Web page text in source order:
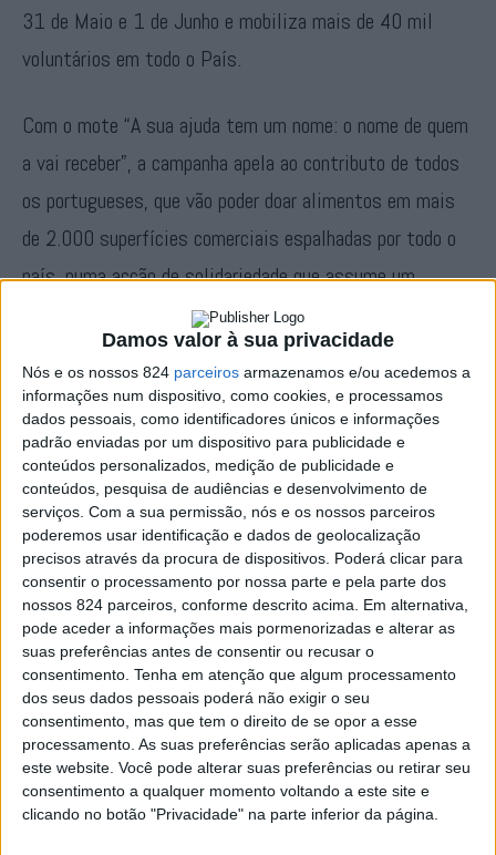
Damos valor à sua privacidade
Nós e os nossos 824 parceiros armazenamos e/ou acedemos a
informações num dispositivo, como cookies, e processamos
dados pessoais, como identificadores únicos e informações
padrão enviadas por um dispositivo para publicidade e
conteúdos personalizados, medição de publicidade e
conteúdos, pesquisa de audiências e desenvolvimento de
serviços. Com a sua permissão, nós e os nossos parceiros
poderemos usar identificação e dados de geolocalização
precisos através da procura de dispositivos. Poderá clicar para
consentir o processamento por nossa parte e pela parte dos
nossos 824 parceiros, conforme descrito acima. Em alternativa,
pode aceder a informações mais pormenorizadas e alterar as
suas preferências antes de consentir ou recusar o
consentimento. Tenha em atenção que algum processamento
dos seus dados pessoais poderá não exigir o seu
consentimento, mas que tem o direito de se opor a esse
processamento. As suas preferências serão aplicadas apenas a
este website. Você pode alterar suas preferências ou retirar seu
consentimento a qualquer momento voltando a este site e
clicando no botão "Privacidade" na parte inferior da página.
31 de Maio e 1 de Junho e mobiliza mais de 40 mil
voluntários em todo o País.
Com o mote “A sua ajuda tem um nome: o nome de quem
a vai receber”, a campanha apela ao contributo de todos
os portugueses, que vão poder doar alimentos em mais
de 2.000 superfícies comerciais espalhadas por todo o
país, numa acção de solidariedade que assume um
carácter colectivo, com vista a melhorar a vida de
famílias com necessidades.
No ano passado, os 21 Bancos Alimentares contribuíram
com alimentos para mais de 360 mil pessoas com
carências alimentares comprovadas, em parceria com
2.300 organizações sociais acompanhadas na sua
actividade e entregaram mais de 100 toneladas de
comida por dia útil, num total de 27,8 mil toneladas
entregues durante o ano. Os alimentos são distribuídos
localmente sob a forma de cabazes de alimentos
entregues a famílias ou de refeições confeccionadas
servidas em lares, creches, centros de dia, apoio
domiciliário, entre outros.